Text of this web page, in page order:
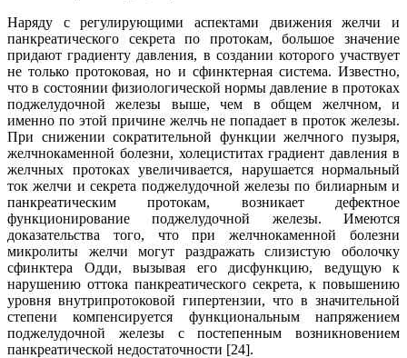
Наряду с регулирующими аспектами движения желчи и
панкреатического секрета по протокам, большое значение
придают градиенту давления, в создании которого участвует
не только протоковая, но и сфинктерная система. Известно,
что в состоянии физиологической нормы давление в протоках
поджелудочной железы выше, чем в общем желчном, и
именно по этой причине желчь не попадает в проток железы.
При снижении сократительной функции желчного пузыря,
желчнокаменной болезни, холециститах градиент давления в
желчных протоках увеличивается, нарушается нормальный
ток желчи и секрета поджелудочной железы по билиарным и
панкреатическим протокам, возникает дефектное
функционирование поджелудочной железы. Имеются
доказательства того, что при желчнокаменной болезни
микролиты желчи могут раздражать слизистую оболочку
сфинктера Одди, вызывая его дисфункцию, ведущую к
нарушению оттока панкреатического секрета, к повышению
уровня внутрипротоковой гипертензии, что в значительной
степени компенсируется функциональным напряжением
поджелудочной железы с постепенным возникновением
панкреатической недостаточности [24].